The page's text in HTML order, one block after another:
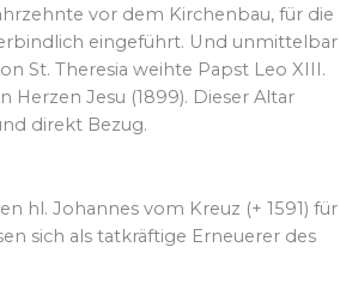
vor dem Kirchenbau, für die
eingeführt. Und unmittelbar
St. Theresia weihte Papst Leo XIII.
Herzen Jesu (1899). Dieser Altar
direkt Bezug.
hl. Johannes vom Kreuz (+ 1591) für
sich als tatkräftige Erneuerer des